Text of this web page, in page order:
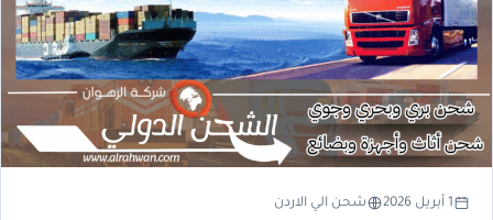
1 أبريل 2026 شحن الي الاردن